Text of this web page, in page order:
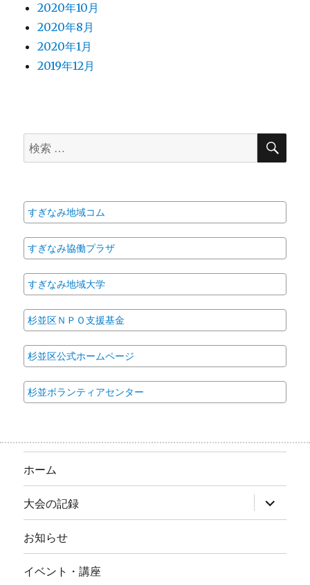
2020年10月
2020年8月
2020年1月
2019年12月
検
索
象:
検
すぎなみ地域コム
すぎなみ協働プラザ
すぎなみ地域大学
杉並区ＮＰＯ支援基金
杉並区公式ホームページ
杉並ボランティアセンター
ホーム
大会の記録 サ
ブ
メ
ー
お知らせ
イベント・講座